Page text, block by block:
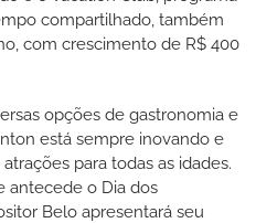
compartilhado, também
com crescimento de R$ 400
opções de gastronomia e
está sempre inovando e
para todas as idades.
antecede o Dia dos
Belo apresentará seu